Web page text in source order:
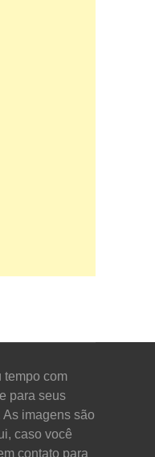
tempo com
para seus
imagens são
caso você
contato para